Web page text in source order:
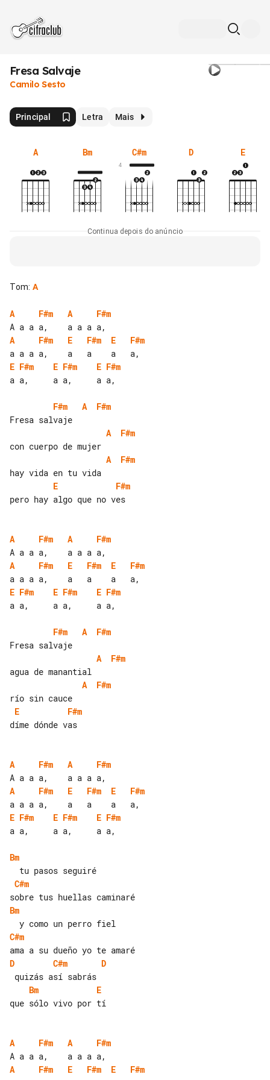
Fresa Salvaje
Camilo Sesto
Principal Letra Mais
A Bm C#m
4
D E
Continua depois do anúncio
Tom: A
A F#m A
F#m
A
F#m E F#m E
F#m
E F#m E F#m E F#m
a a,     a a,     a a,
F#m A
F#m
A
F#m
A
F#m
E
F#m
pero hay algo que no ves
A F#m A
F#m
A
F#m E F#m E
F#m
E F#m E F#m E F#m
a a,     a a,     a a,
F#m A
F#m
A
F#m
A
F#m
E
F#m
díme dónde vas
A F#m A
F#m
A
F#m E F#m E
F#m
E F#m E F#m E F#m
a a,     a a,     a a,
Bm
C#m
Bm
C#m
D
C#m
D
Bm
E
que sólo vivo por tí
A F#m A
F#m
A
F#m E F#m E
F#m